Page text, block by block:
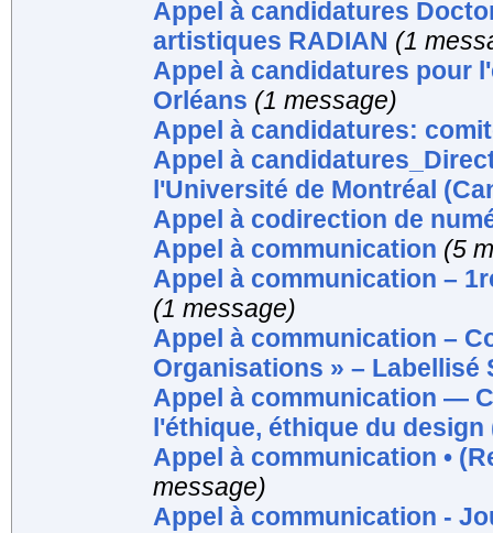
Appel à candidatures
artistiques RADIAN (1
Appel à candidatures pour
Orléans (1 message)
Appel à candidatures:
Appel à
l'Université de Montréal
Appel à codirection de
Appel à communication (5
Appel à communication –
(1 message)
Appel à communication –
Organisations » – Labellisé
Appel à communication —
l'éthique, éthique du design
Appel à communication •
message)
Appel à communication -